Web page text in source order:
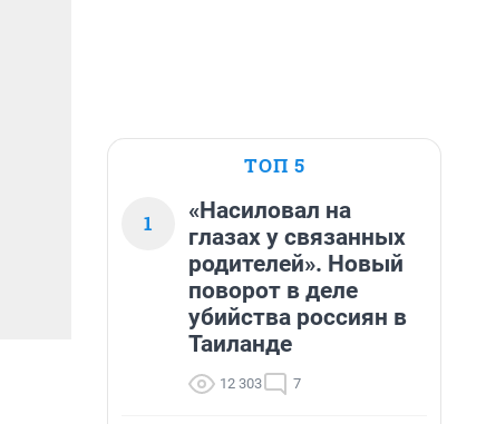
ТОП 5
1
«Насиловал на
глазах у связанных
родителей». Новый
поворот в деле
убийства россиян в
Таиланде
12 303 7